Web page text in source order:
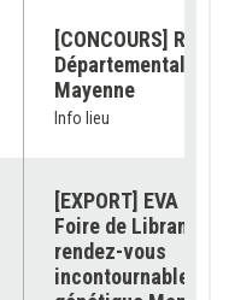
[CONCOURS]
Départemental de
Mayenne
Info lieu
[EXPORT] EVA
Foire de Libramont
rendez-vous
incontournable